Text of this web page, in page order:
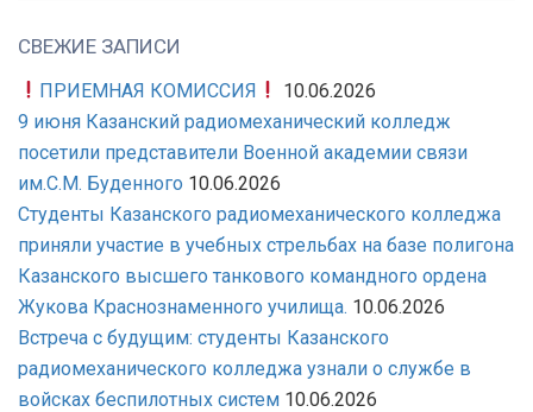
СВЕЖИЕ ЗАПИСИ
ПРИЕМНАЯ КОМИССИЯ
10.06.2026
9 июня Казанский радиомеханический колледж
посетили представители Военной академии связи
им.С.М. Буденного 10.06.2026
Студенты Казанского радиомеханического колледжа
приняли участие в учебных стрельбах на базе полигона
Казанского высшего танкового командного ордена
Жукова Краснознаменного училища. 10.06.2026
Встреча с будущим: студенты Казанского
радиомеханического колледжа узнали о службе в
войсках беспилотных систем 10.06.2026